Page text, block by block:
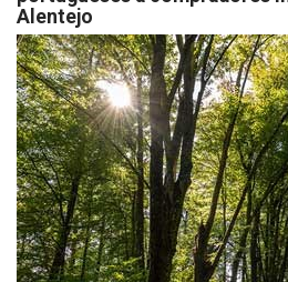
Alentejo